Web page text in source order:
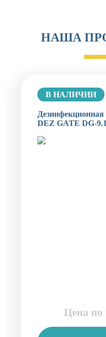
НАША
В НАЛИЧИИ
Дезинфекционная
DEZ GATE DG-9.1
Цена по